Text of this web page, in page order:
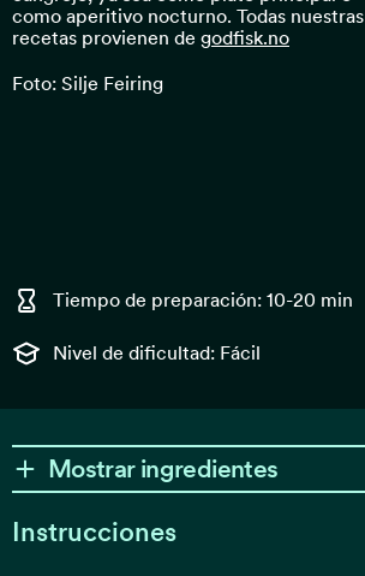
como aperitivo nocturno. Todas nuestras
recetas provienen de godfisk.no
Foto: Silje Feiring
Tiempo de preparación: 10-20 min
Nivel de dificultad: Fácil
Mostrar ingredientes
Instrucciones